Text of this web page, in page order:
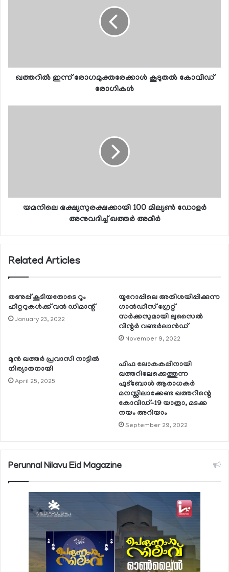
ഖത്തറില്‍ ഇന്ന് രോഗമുക്തരേക്കാള്‍ കൂടുതല്‍ കോവിഡ്
രോഗികള്‍
യമനിലെ ഭക്ഷ്യസുരക്ഷക്കായി 100 മില്യണ്‍ ഡോളര്‍
അനുവദിച്ച് ഖത്തര്‍ അമീര്‍
Related Articles
തണുപ്പ് കൂടിയതോടെ റൂം
ഹീറ്ററുകള്‍ക്ക് വന്‍ ഡിമാന്റ്
January 23, 2022
യൂറോപ്പിലെ അതിശയിപ്പിക്കുന്ന
ഗാന്‍ഡീസ് ഗ്രേറ്റ്
സര്‍ക്കസുമായി ലുസൈല്‍
വിന്റര്‍ വണ്ടര്‍ലാന്‍ഡ്
November 9, 2022
മുന്‍ ഖത്തര്‍ പ്രവാസി നാട്ടില്‍
നിര്യാതനായി
April 25, 2025
ഫിഫ ലോകകപ്പിനായി
ഖത്തറിലേക്കെത്തുന്ന
ഫുട്‌ബോള്‍ ആരാധകര്‍
മനസ്സിലാക്കേണ്ട ഖത്തറിന്റെ
കോവിഡ്-19 യാത്രാ, മടക്ക
നയം അറിയാം
September 29, 2022
Perunnal Nilavu Eid Magazine